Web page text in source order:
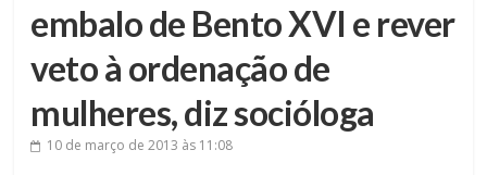
embalo de Bento XVI e rever
veto à ordenação de
mulheres, diz socióloga
10 de março de 2013 às 11:08